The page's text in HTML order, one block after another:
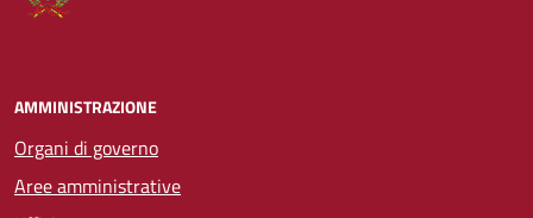
AMMINISTRAZIONE
Organi di governo
Aree amministrative